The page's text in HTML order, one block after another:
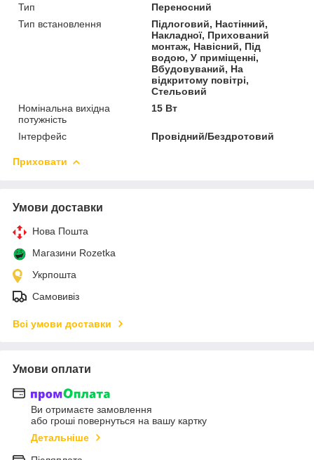
Тип
Переносний
Тип встановлення
Підлоговий, Настінний,
Накладної, Прихований
монтаж, Навісний, Під
водою, У приміщенні,
Вбудовуваний, На
відкритому повітрі,
Стельовий
Номінальна вихідна
потужність
15 Вт
Інтерфейс Провідний/Бездротовий
Приховати
Умови доставки
Нова Пошта
Магазини Rozetka
Укрпошта
Самовивіз
Всі умови доставки
Умови оплати
Ви отримаєте замовлення
або гроші повернуться на вашу картку
Детальніше